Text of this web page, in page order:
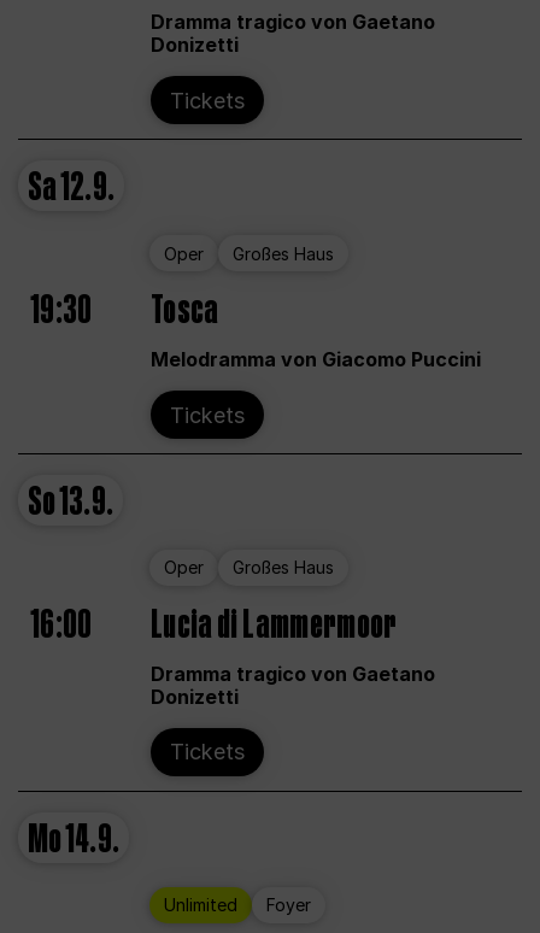
Dramma tragico von Gaetano
Donizetti
Tickets
Sa12.9.
Oper Großes Haus
19:30 Tosca
Melodramma von Giacomo Puccini
Tickets
So13.9.
Oper Großes Haus
16:00 Lucia di Lammermoor
Dramma tragico von Gaetano
Donizetti
Tickets
Mo14.9.
Unlimited Foyer